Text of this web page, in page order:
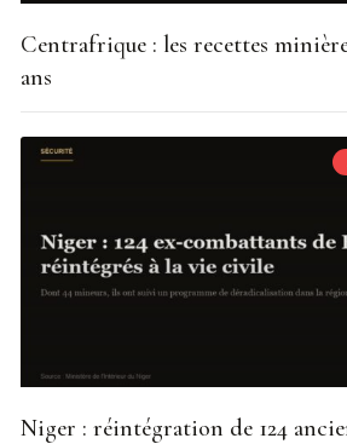
Centrafrique : les recettes
ans
Niger : réintégration de 124